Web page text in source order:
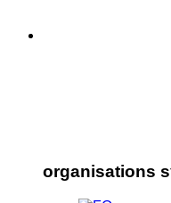
organisations